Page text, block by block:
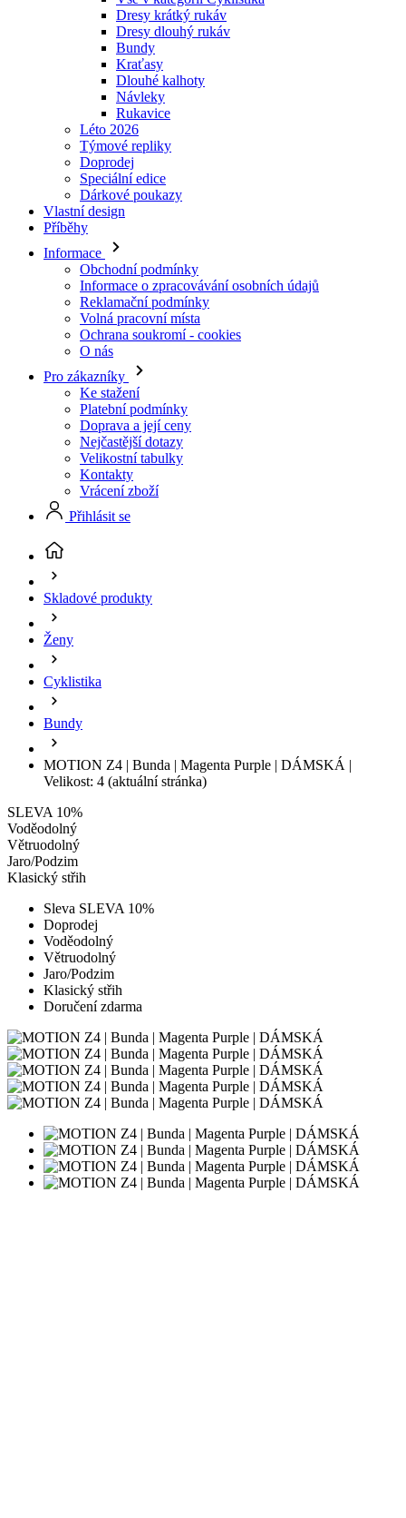
Dresy krátký rukáv
Dresy dlouhý rukáv
Bundy
Kraťasy
Dlouhé kalhoty
Návleky
Rukavice
Léto 2026
Týmové repliky
Doprodej
Speciální edice
Dárkové poukazy
Vlastní design
Příběhy
Informace
Obchodní podmínky
Informace o zpracovávání osobních údajů
Reklamační podmínky
Volná pracovní místa
Ochrana soukromí - cookies
O nás
Pro zákazníky
Ke stažení
Platební podmínky
Doprava a její ceny
Nejčastější dotazy
Velikostní tabulky
Kontakty
Vrácení zboží
Přihlásit se
Skladové produkty
Ženy
Cyklistika
Bundy
MOTION Z4 | Bunda | Magenta Purple | DÁMSKÁ |
Velikost: 4 (aktuální stránka)
SLEVA 10%
Voděodolný
Větruodolný
Jaro/Podzim
Klasický střih
Sleva SLEVA 10%
Doprodej
Voděodolný
Větruodolný
Jaro/Podzim
Klasický střih
Doručení zdarma